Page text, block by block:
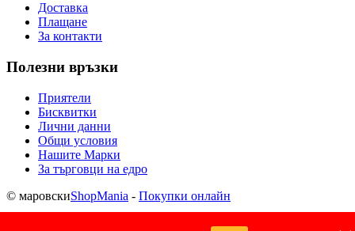
Доставка
Плащане
За контакти
Полезни връзки
Приятели
Бисквитки
Лични данни
Общи условия
Нашите Марки
За търговци на едро
© маровскиShopMania - Покупки онлайн